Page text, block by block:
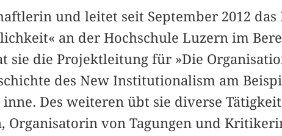
und leitet seit September 2012
an der Hochschule Luzern im
sie die Projektleitung für »Die
des New Institutionalism am
Des weiteren übt sie diverse
Organisatorin von Tagungen und